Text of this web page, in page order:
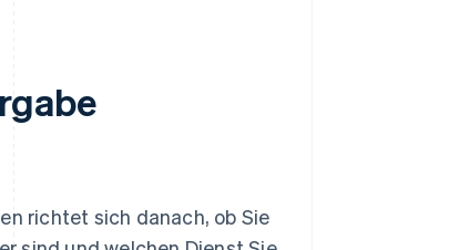
richtet sich danach, ob Sie